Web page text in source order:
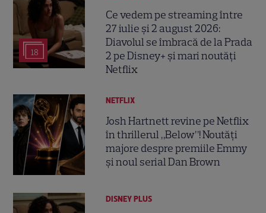
18
Ce vedem pe streaming între
27 iulie și 2 august 2026:
Diavolul se îmbracă de la Prada
2 pe Disney+ și mari noutăți
Netflix
NETFLIX
Josh Hartnett revine pe Netflix
în thrillerul „Below”! Noutăți
majore despre premiile Emmy
și noul serial Dan Brown
DISNEY PLUS